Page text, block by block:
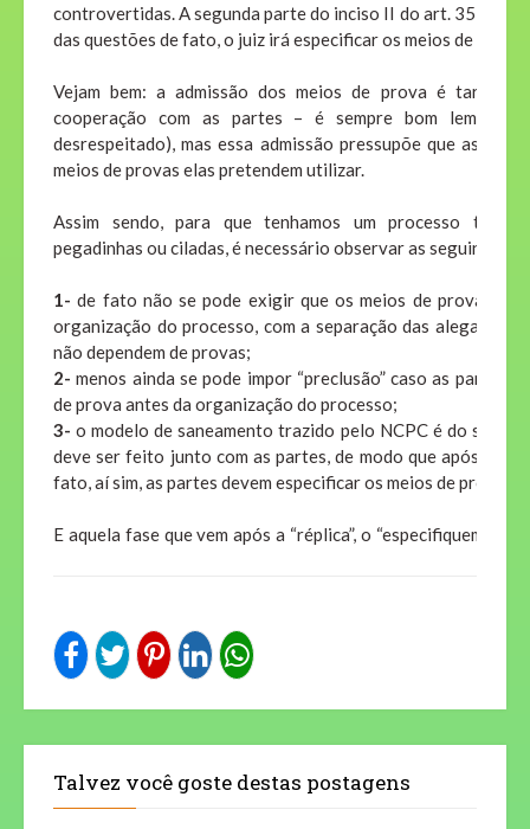
controvertidas. A segunda parte do inciso II do art. 357
das questões de fato, o juiz irá especificar os meios de prova
Vejam bem: a admissão dos meios de prova é tarefa
cooperação com as partes – é sempre bom lembrar
desrespeitado), mas essa admissão pressupõe que as
meios de provas elas pretendem utilizar.
Assim sendo, para que tenhamos um processo
pegadinhas ou ciladas, é necessário observar as seguintes
1- de fato não se pode exigir que os meios de prova
organização do processo, com a separação das alegações
não dependem de provas;
2- menos ainda se pode impor “preclusão” caso as partes
de prova antes da organização do processo;
3- o modelo de saneamento trazido pelo NCPC é do
deve ser feito junto com as partes, de modo que após a
fato, aí sim, as partes devem especificar os meios de prova
E aquela fase que vem após a “réplica”, o “especifiquem
É inútil fazer o processo perder tempo – às vezes muito
terão relevância para o deslinde da causa, uma vez que a
feita depois.
Tanto é assim que muitas vezes essa “especificação”
Talvez você goste destas postagens